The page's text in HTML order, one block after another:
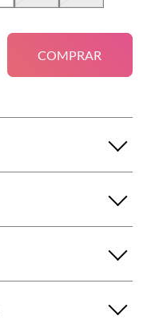
COMPRAR